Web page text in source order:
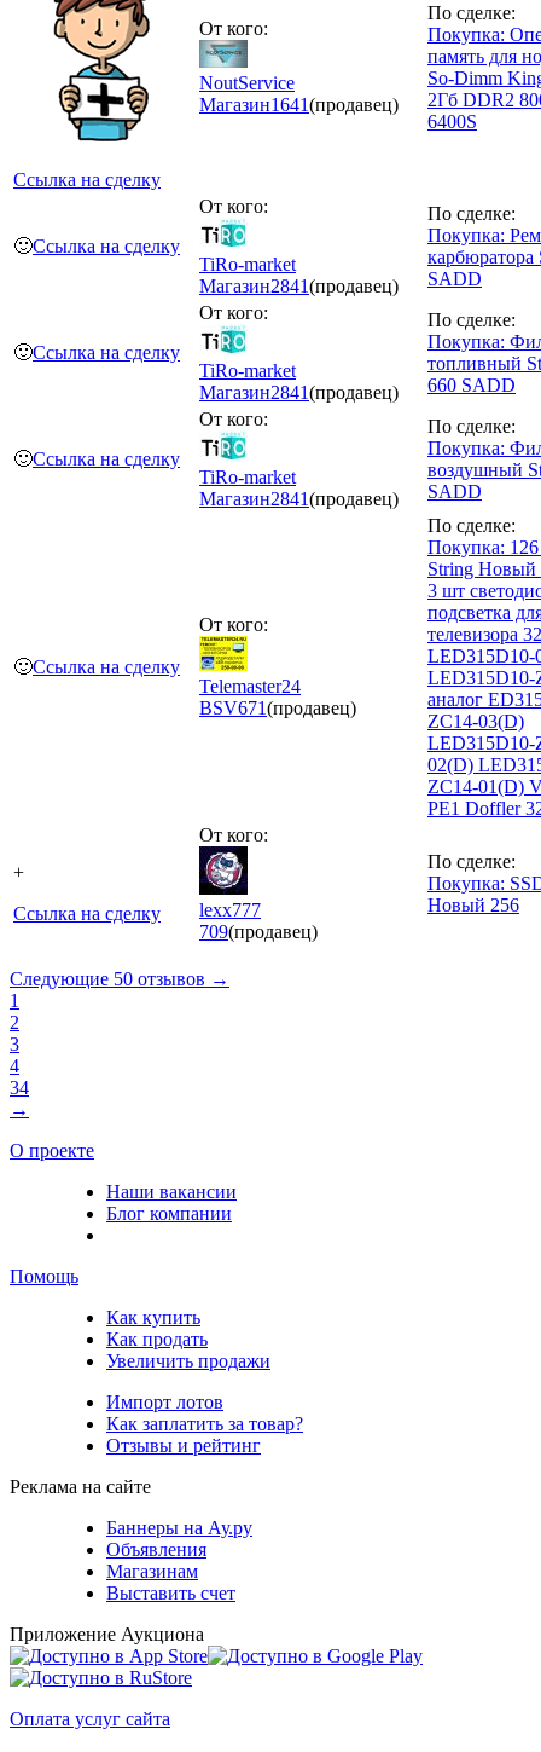
Ссылка на сделку
От кого:
NoutService
Магазин1641(продавец)
По сделке:
Покупка:
память для
So-Dimm
2Гб DDR2
6400S
🙂Ссылка на сделку
От кого:
TiRo-market
Магазин2841(продавец)
По сделке:
Покупка:
карбюратора
SADD
🙂Ссылка на сделку
От кого:
TiRo-market
Магазин2841(продавец)
По сделке:
Покупка:
топливный
660 SADD
🙂Ссылка на сделку
От кого:
TiRo-market
Магазин2841(продавец)
По сделке:
Покупка:
воздушный
SADD
🙂Ссылка на сделку
От кого:
Telemaster24
BSV671(продавец)
По сделке:
Покупка:
String Новый
3 шт
подсветка
телевизора 32
LED315D10-
LED315D10-
аналог
ZC14-03(D)
LED315D10-
02(D)
ZC14-01(D)
PE1 Doffler
+
Ссылка на сделку
От кого:
lexx777
709(продавец)
По сделке:
Покупка:
Новый 256
Следующие 50 отзывов →
1
2
3
4
34
→
О проекте
Наши вакансии
Блог компании
Помощь
Как купить
Как продать
Увеличить продажи
Импорт лотов
Как заплатить за товар?
Отзывы и рейтинг
Реклама на сайте
Баннеры на Ау.ру
Объявления
Магазинам
Выставить счет
Приложение Аукциона
Оплата услуг сайта